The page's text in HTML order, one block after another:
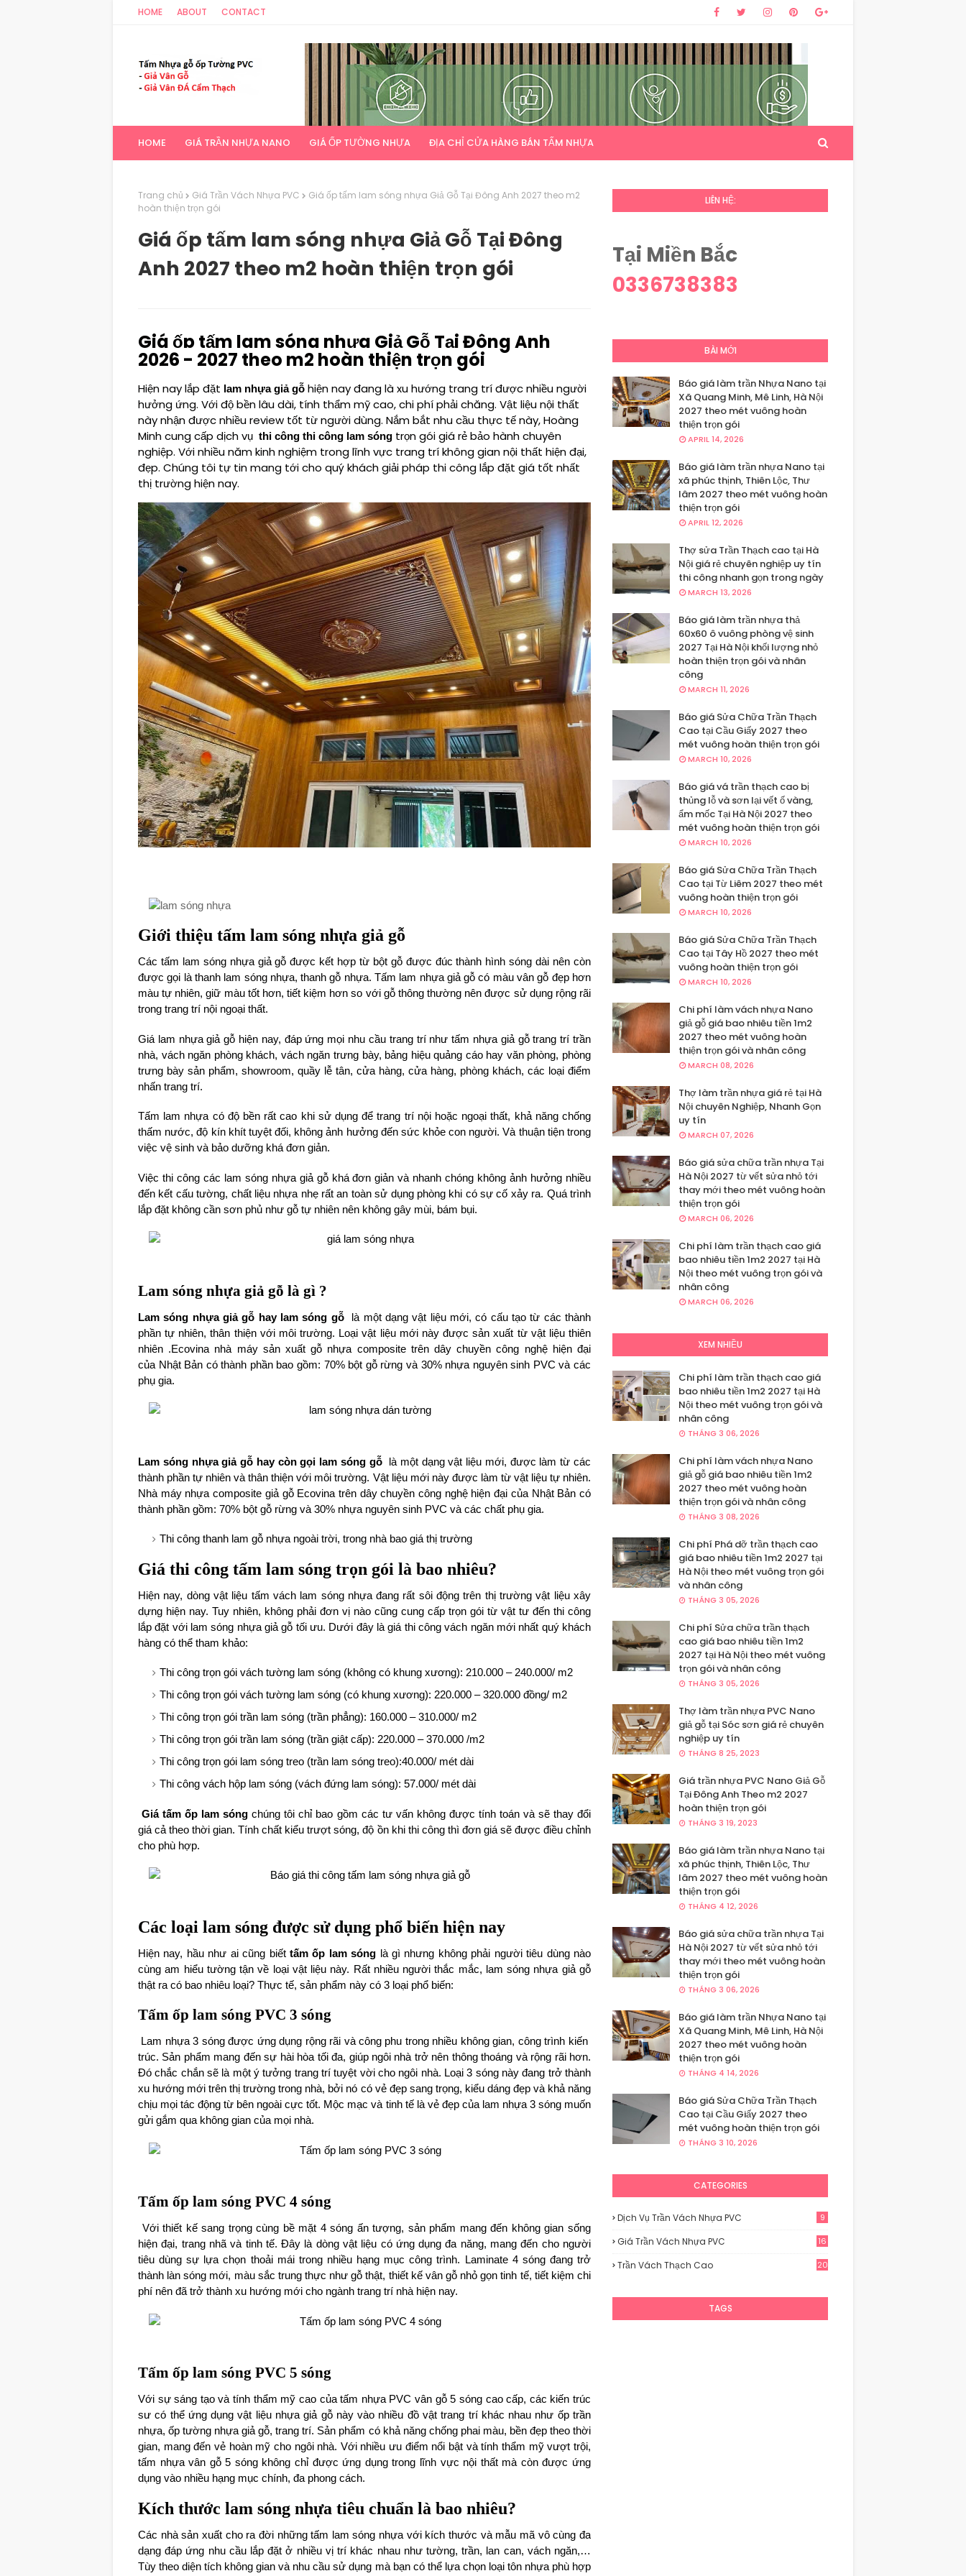
HOME ABOUT CONTACT
HOME GIÁ TRẦN NHỰA NANO GIÁ ỐP TƯỜNG NHỰA ĐỊA CHỈ CỬA HÀNG BÁN TẤM NHỰA
Trang chủ Giá Trần Vách Nhựa PVC
Giá ốp tấm lam sóng nhựa Giả Gỗ Tại Đông Anh 2027 theo m2
hoàn thiện trọn gói
Giá ốp tấm lam sóng nhựa Giả Gỗ Tại Đông
Anh 2027 theo m2 hoàn thiện trọn gói
Giá ốp tấm lam sóng nhựa Giả Gỗ Tại Đông Anh
2026 - 2027 theo m2 hoàn thiện trọn gói
Hiện nay lắp đặt lam nhựa giả gỗ hiện nay đang là xu hướng trang trí được nhiều người
hưởng ứng. Với độ bền lâu dài, tính thẩm mỹ cao, chi phí phải chăng. Vật liệu nội thất
này nhận được nhiều review tốt từ người dùng. Nắm bắt nhu cầu thực tế này, Hoàng
Minh cung cấp dịch vụ thi công thi công lam sóng trọn gói giá rẻ bảo hành chuyên
nghiệp. Với nhiều năm kinh nghiệm trong lĩnh vực trang trí không gian nội thất hiện đại,
đẹp. Chúng tôi tự tin mang tới cho quý khách giải pháp thi công lắp đặt giá tốt nhất
thị trường hiện nay.
Giới thiệu tấm lam sóng nhựa giả gỗ
Các tấm lam sóng nhựa giả gỗ được kết hợp từ bột gỗ được đúc thành hình sóng dài nên còn
được gọi là thanh lam sóng nhựa, thanh gỗ nhựa. Tấm lam nhựa giả gỗ có màu vân gỗ đẹp hơn
màu tự nhiên, giữ màu tốt hơn, tiết kiệm hơn so với gỗ thông thường nên được sử dụng rộng rãi
trong trang trí nội ngoại thất.
Giá lam nhựa giả gỗ hiện nay, đáp ứng mọi nhu cầu trang trí như tấm nhựa giả gỗ trang trí trần
nhà, vách ngăn phòng khách, vách ngăn trưng bày, bảng hiệu quảng cáo hay văn phòng, phòng
trưng bày sản phẩm, showroom, quầy lễ tân, cửa hàng, cửa hàng, phòng khách, các loại điểm
nhấn trang trí.
Tấm lam nhựa có độ bền rất cao khi sử dụng để trang trí nội hoặc ngoại thất, khả năng chống
thấm nước, độ kín khít tuyệt đối, không ảnh hưởng đến sức khỏe con người. Và thuận tiện trong
việc vệ sinh và bảo dưỡng khá đơn giản.
Việc thi công các lam sóng nhựa giả gỗ khá đơn giản và nhanh chóng không ảnh hưởng nhiều
đến kết cấu tường, chất liệu nhựa nhẹ rất an toàn sử dụng phòng khi có sự cố xảy ra. Quá trình
lắp đặt không cần sơn phủ như gỗ tự nhiên nên không gây mùi, bám bụi.
Lam sóng nhựa giả gỗ là gì ?
Lam sóng nhựa giả gỗ hay lam sóng gỗ
là một dạng vật liệu mới, có cấu tạo từ các thành
phần tự nhiên, thân thiện với môi trường. Loại vật liệu mới này được sản xuất từ vật liệu thiên
nhiên .Ecovina nhà máy sản xuất gỗ nhựa composite trên dây chuyền công nghệ hiện đại
của Nhật Bản có thành phần bao gồm: 70% bột gỗ rừng và 30% nhựa nguyên sinh PVC và các
phụ gia.
Lam sóng nhựa giả gỗ hay còn gọi lam sóng gỗ là một dạng vật liệu mới, được làm từ các
thành phần tự nhiên và thân thiện với môi trường. Vật liệu mới này được làm từ vật liệu tự nhiên.
Nhà máy nhựa composite giả gỗ Ecovina trên dây chuyền công nghệ hiện đại của Nhật Bản có
thành phần gồm: 70% bột gỗ rừng và 30% nhựa nguyên sinh PVC và các chất phụ gia.
Thi công thanh lam gỗ nhựa ngoài trời, trong nhà bao giá thị trường
Giá thi công tấm lam sóng trọn gói là bao nhiêu?
Hiện nay, dòng vật liệu tấm vách lam sóng nhựa đang rất sôi động trên thị trường vật liệu xây
dựng hiện nay. Tuy nhiên, không phải đơn vị nào cũng cung cấp trọn gói từ vật tư đến thi công
lắp đặt với lam sóng nhựa giả gỗ tối ưu. Dưới đây là giá thi công vách ngăn mới nhất quý khách
hàng có thể tham khảo:
Thi công trọn gói vách tường lam sóng (không có khung xương): 210.000 – 240.000/ m2
Thi công trọn gói vách tường lam sóng (có khung xương): 220.000 – 320.000 đồng/ m2
Thi công trọn gói trần lam sóng (trần phẳng): 160.000 – 310.000/ m2
Thi công trọn gói trần lam sóng (trần giật cấp): 220.000 – 370.000 /m2
Thi công trọn gói lam sóng treo (trần lam sóng treo):40.000/ mét dài
Thi công vách hộp lam sóng (vách đứng lam sóng): 57.000/ mét dài
Giá tấm ốp lam sóngchúng tôi chỉ bao gồm các tư vấn không được tính toán và sẽ thay đổi
giá cả theo thời gian. Tính chất kiểu trượt sóng, độ ồn khi thi công thì đơn giá sẽ được điều chỉnh
cho phù hợp.
Các loại lam sóng được sử dụng phổ biến hiện nay
Hiện nay, hầu như ai cũng biết tấm ốp lam sóng là gì nhưng không phải người tiêu dùng nào
cùng am hiểu tường tận về loại vật liệu này. Rất nhiều người thắc mắc, lam sóng nhựa giả gỗ
thật ra có bao nhiêu loại? Thực tế, sản phẩm này có 3 loại phổ biến:
Tấm ốp lam sóng PVC 3 sóng
Lam nhựa 3 sóng được ứng dụng rộng rãi và công phu trong nhiều không gian, công trình kiến ​​
trúc. Sản phẩm mang đến sự hài hòa tối đa, giúp ngôi nhà trở nên thông thoáng và rộng rãi hơn.
Đó chắc chắn sẽ là một ý tưởng trang trí tuyệt vời cho ngôi nhà. Loại 3 sóng này đang trở thành
xu hướng mới trên thị trường trong nhà, bởi nó có vẻ đẹp sang trọng, kiểu dáng đẹp và khả năng
chịu mọi tác động từ bên ngoài cực tốt. Mộc mạc và tinh tế là vẻ đẹp của lam nhựa 3 sóng muốn
gửi gắm qua không gian của mọi nhà.
Tấm ốp lam sóng PVC 4 sóng
Với thiết kế sang trọng cùng bề mặt 4 sóng ấn tượng, sản phẩm mang đến không gian sống
hiện đại, trang nhã và tinh tế. Đây là dòng vật liệu có ứng dụng đa năng, mang đến cho người
tiêu dùng sự lựa chọn thoải mái trong nhiều hạng mục công trình. Laminate 4 sóng đang trở
thành làn sóng mới, màu sắc trung thực như gỗ thật, thiết kế vân gỗ nhỏ gọn tinh tế, tiết kiệm chi
phí nên đã trở thành xu hướng mới cho ngành trang trí nhà hiện nay.
Tấm ốp lam sóng PVC 5 sóng
Với sự sáng tạo và tính thẩm mỹ cao của tấm nhựa PVC vân gỗ 5 sóng cao cấp, các kiến ​​trúc
sư có thể ứng dụng vật liệu nhựa giả gỗ này vào nhiều đồ vật trang trí khác nhau như ốp trần
nhựa, ốp tường nhựa giả gỗ, trang trí. Sản phẩm có khả năng chống phai màu, bền đẹp theo thời
gian, mang đến vẻ hoàn mỹ cho ngôi nhà. Với nhiều ưu điểm nổi bật và tính thẩm mỹ vượt trội,
tấm nhựa vân gỗ 5 sóng không chỉ được ứng dụng trong lĩnh vực nội thất mà còn được ứng
dụng vào nhiều hạng mục chính, đa phong cách.
Kích thước lam sóng nhựa tiêu chuẩn là bao nhiêu?
Các nhà sản xuất cho ra đời những tấm lam sóng nhựa với kích thước và mẫu mã vô cùng đa
dạng đáp ứng nhu cầu lắp đặt ở nhiều vị trí khác nhau như tường, trần, lan can, vách ngăn,…
Tùy theo diện tích không gian và nhu cầu sử dụng mà bạn có thể lựa chọn loại tôn nhựa phù hợp
LIÊN HỆ:
Tại Miền Bắc
0336738383
BÀI MỚI
Báo giá làm trần Nhựa Nano tại
Xã Quang Minh, Mê Linh, Hà Nội
2027 theo mét vuông hoàn
thiện trọn gói
APRIL 14, 2026
Báo giá làm trần nhựa Nano tại
xã phúc thịnh, Thiên Lộc, Thư
lâm 2027 theo mét vuông hoàn
thiện trọn gói
APRIL 12, 2026
Thợ sửa Trần Thạch cao tại Hà
Nội giá rẻ chuyên nghiệp uy tín
thi công nhanh gọn trong ngày
MARCH 13, 2026
Báo giá làm trần nhựa thả
60x60 ô vuông phòng vệ sinh
2027 Tại Hà Nội khối lượng nhỏ
hoàn thiện trọn gói và nhân
công
MARCH 11, 2026
Báo giá Sửa Chữa Trần Thạch
Cao tại Cầu Giấy 2027 theo
mét vuông hoàn thiện trọn gói
MARCH 10, 2026
Báo giá vá trần thạch cao bị
thủng lỗ và sơn lại vết ố vàng,
ẩm mốc Tại Hà Nội 2027 theo
mét vuông hoàn thiện trọn gói
MARCH 10, 2026
Báo giá Sửa Chữa Trần Thạch
Cao tại Từ Liêm 2027 theo mét
vuông hoàn thiện trọn gói
MARCH 10, 2026
Báo giá Sửa Chữa Trần Thạch
Cao tại Tây Hồ 2027 theo mét
vuông hoàn thiện trọn gói
MARCH 10, 2026
Chi phí làm vách nhựa Nano
giả gỗ giá bao nhiêu tiền 1m2
2027 theo mét vuông hoàn
thiện trọn gói và nhân công
MARCH 08, 2026
Thợ làm trần nhựa giá rẻ tại Hà
Nội chuyên Nghiệp, Nhanh Gọn
uy tín
MARCH 07, 2026
Báo giá sửa chữa trần nhựa Tại
Hà Nội 2027 từ vết sửa nhỏ tới
thay mới theo mét vuông hoàn
thiện trọn gói
MARCH 06, 2026
Chi phí làm trần thạch cao giá
bao nhiêu tiền 1m2 2027 tại Hà
Nội theo mét vuông trọn gói và
nhân công
MARCH 06, 2026
XEM NHIỀU
Chi phí làm trần thạch cao giá
bao nhiêu tiền 1m2 2027 tại Hà
Nội theo mét vuông trọn gói và
nhân công
THÁNG 3 06, 2026
Chi phí làm vách nhựa Nano
giả gỗ giá bao nhiêu tiền 1m2
2027 theo mét vuông hoàn
thiện trọn gói và nhân công
THÁNG 3 08, 2026
Chi phí Phá dỡ trần thạch cao
giá bao nhiêu tiền 1m2 2027 tại
Hà Nội theo mét vuông trọn gói
và nhân công
THÁNG 3 05, 2026
Chi phí Sửa chữa trần thạch
cao giá bao nhiêu tiền 1m2
2027 tại Hà Nội theo mét vuông
trọn gói và nhân công
THÁNG 3 05, 2026
Thợ làm trần nhựa PVC Nano
giả gỗ tại Sóc sơn giá rẻ chuyên
nghiệp uy tín
THÁNG 8 25, 2023
Giá trần nhựa PVC Nano Giả Gỗ
Tại Đông Anh Theo m2 2027
hoàn thiện trọn gói
THÁNG 3 19, 2023
Báo giá làm trần nhựa Nano tại
xã phúc thịnh, Thiên Lộc, Thư
lâm 2027 theo mét vuông hoàn
thiện trọn gói
THÁNG 4 12, 2026
Báo giá sửa chữa trần nhựa Tại
Hà Nội 2027 từ vết sửa nhỏ tới
thay mới theo mét vuông hoàn
thiện trọn gói
THÁNG 3 06, 2026
Báo giá làm trần Nhựa Nano tại
Xã Quang Minh, Mê Linh, Hà Nội
2027 theo mét vuông hoàn
thiện trọn gói
THÁNG 4 14, 2026
Báo giá Sửa Chữa Trần Thạch
Cao tại Cầu Giấy 2027 theo
mét vuông hoàn thiện trọn gói
THÁNG 3 10, 2026
CATEGORIES
Dịch Vụ Trần Vách Nhựa PVC 9
Giá Trần Vách Nhựa PVC 16
Trần Vách Thạch Cao 20
TAGS